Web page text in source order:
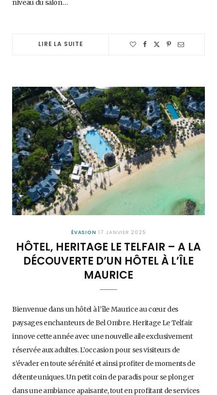
niveau du salon…
LIRE LA SUITE
ÉVASION 17 JANVIER 2025
HÔTEL, HERITAGE LE TELFAIR – A LA
DÉCOUVERTE D’UN HÔTEL À L’ÎLE
MAURICE
Bienvenue dans un hôtel à l’île Maurice au cœur des
paysages enchanteurs de Bel Ombre. Heritage Le Telfair
innove cette année avec une nouvelle aile exclusivement
réservée aux adultes. L’occasion pour ses visiteurs de
s’évader en toute sérénité et ainsi profiter de moments de
détente uniques. Un petit coin de paradis pour se plonger
dans une ambiance apaisante, tout en profitant de services